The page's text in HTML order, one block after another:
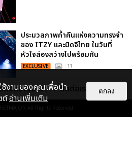
ประมวลภาพค่ำคืนแห่งความทรงจำ
ของ ITZY และมิดจีไทย ในวันที่
หัวใจส่องสว่างไปพร้อมกัน
EXCLUSIVE : 11
ต่อลงโฆษณา ติดต่อเรา
All Rights Reserved.
ช้งานของคุณเพื่อนำ
ต์อ่านเพิ่มเติม
ตกลง